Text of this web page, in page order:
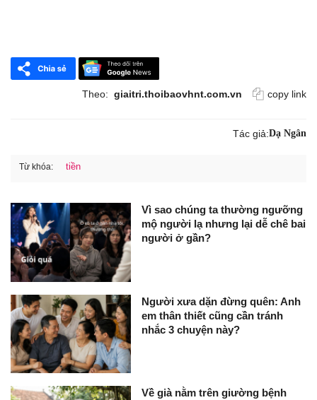
Theo: giaitri.thoibaovhnt.com.vn copy link
Tác giả:Dạ Ngân
Từ khóa: tiền
Vì sao chúng ta thường ngưỡng
mộ người lạ nhưng lại dễ chê bai
người ở gần?
Người xưa dặn đừng quên: Anh
em thân thiết cũng cần tránh
nhắc 3 chuyện này?
Về già nằm trên giường bệnh